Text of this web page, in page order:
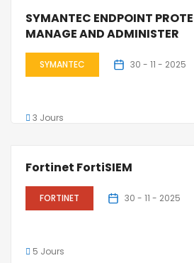
SYMANTEC ENDPOINT
MANAGE AND ADMINISTER
SYMANTEC 30 - 11 - 2025
3 Jours
Fortinet FortiSIEM
FORTINET 30 - 11 - 2025
5 Jours